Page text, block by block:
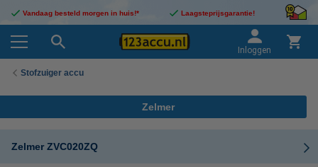
Vandaag besteld morgen in huis!* Laagsteprijsgarantie!
Inloggen
Stofzuiger accu
Zelmer
Zelmer ZVC020ZQ